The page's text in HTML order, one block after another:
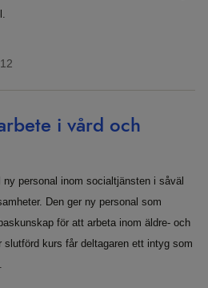
i vård och
personal inom socialtjänsten i såväl
Den ger ny personal som
för att arbeta inom äldre- och
kurs får deltagaren ett intyg som